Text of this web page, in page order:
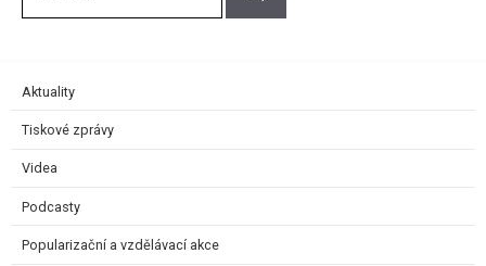
Aktuality
Tiskové zprávy
Videa
Podcasty
Popularizační a vzdělávací akce